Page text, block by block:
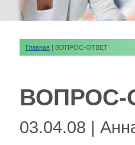
Главная | ВОПРОС-ОТВЕТ
ВОПРОС-
03.04.08 |